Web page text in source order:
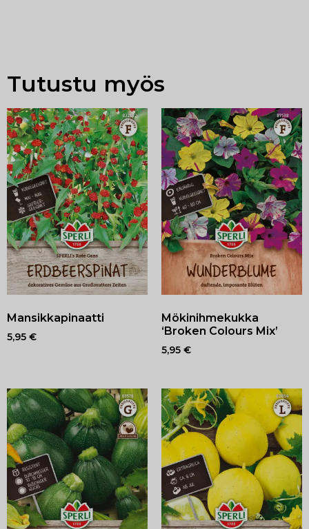
Tutustu myös
Mansikkapinaatti
5,95 €
Mökinihmekukka
‘Broken Colours Mix’
5,95 €